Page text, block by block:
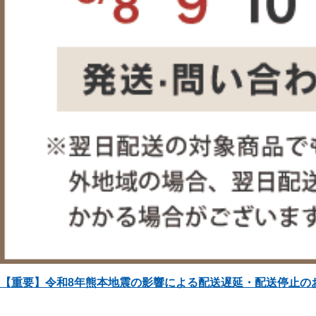
【重要】令和8年熊本地震の影響による配送遅延・配送停止の